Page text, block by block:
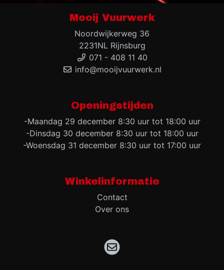
Mooij Vuurwerk
Noordwijkerweg 36
2231NL Rijnsburg
071 - 408 11 40
info@mooijvuurwerk.nl
Openingstijden
-Maandag 29 december 8:30 uur tot 18:00 uur
-Dinsdag 30 december 8:30 uur tot 18:00 uur
-Woensdag 31 december 8:30 uur tot 17:00 uur
Winkelinformatie
Contact
Over ons